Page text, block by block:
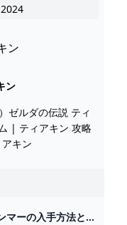
ン
ン
ゼルダの伝説 ティ
| ティアキン 攻略
キン
ファイアライクハンマーの入手方法と効果性能